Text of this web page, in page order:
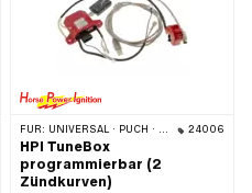
FÜR: UNIVERSAL · PUCH · SACHS · PONY / CILO (BETA 521 & 512) · PIAGGIO · ZÜNDAPP BELMONDO 24006
HPI TuneBox
programmierbar (2
Zündkurven)